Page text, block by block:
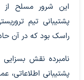
این شرور مسلح از
پشتیبانی تیم
راسک بود که در آن حادثه ۱۱ نفر شهید و ۸ نفر
نامبرده نقش
پشتیبانی اطلاعاتی،